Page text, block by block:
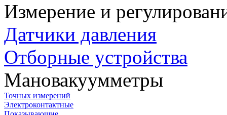
Измерение и
Датчики давления
Отборные устройства
Мановакуумметры
Точных измерений
Электроконтактные